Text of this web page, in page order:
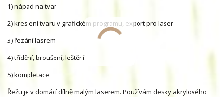
1) nápad na tvar
2) kreslení tvaru v grafickém programu, export pro laser
3) řezání lasrem
4) třídění, broušení, leštění
5) kompletace
Řežu je v domácí dílně malým laserem. Používám desky akrylového